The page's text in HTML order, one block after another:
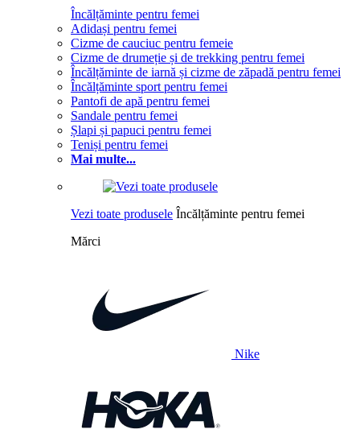
Încălțăminte pentru femei
Adidași pentru femei
Cizme de cauciuc pentru femeie
Cizme de drumeție și de trekking pentru femei
Încălțăminte de iarnă și cizme de zăpadă pentru femei
Încălțăminte sport pentru femei
Pantofi de apă pentru femei
Sandale pentru femei
Șlapi și papuci pentru femei
Teniși pentru femei
Mai multe...
Vezi toate produsele Încălțăminte pentru femei
Mărci
Nike